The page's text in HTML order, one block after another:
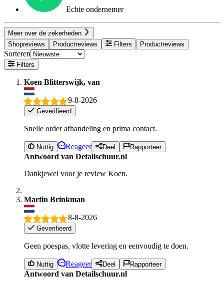
Echte ondernemer
Meer over de zekerheden
Shopreviews
Productreviews Filters Productreviews
Sorteren
Filters
Koen Blitterswijk, van
9-8-2026
Geverifieerd
Snelle order afhandeling en prima contact.
Nuttig Reageer Deel Rapporteer
Antwoord van Detailschuur.nl
Dankjewel voor je review Koen.
Martin Brinkman
8-8-2026
Geverifieerd
Geen poespas, vlotte levering en eenvoudig te doen.
Nuttig Reageer Deel Rapporteer
Antwoord van Detailschuur.nl